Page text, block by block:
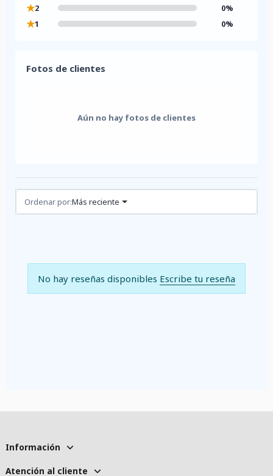
★2 0%
★1 0%
Fotos de clientes
Aún no hay fotos de clientes
Reseñas (0)
Ordenar por:Más reciente
No hay reseñas disponibles Escribe tu reseña
Información
Atención al cliente